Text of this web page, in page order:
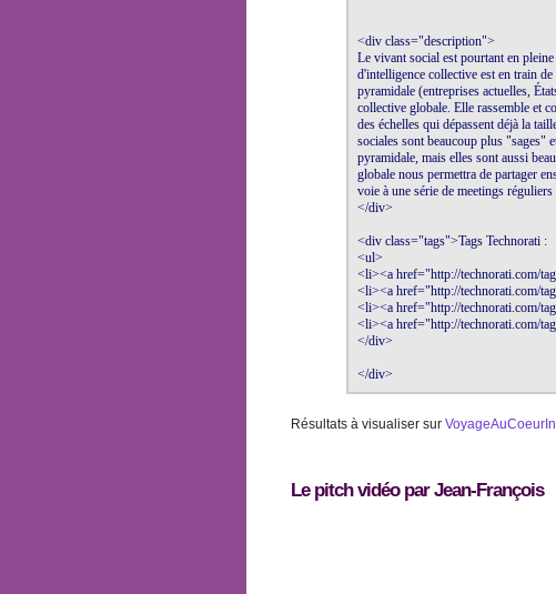
<div class="description">
Le vivant social est pourtant en
d'intelligence collective est en train
pyramidale (entreprises actuelles,
collective globale. Elle rassemble et
des échelles qui dépassent déjà la
sociales sont beaucoup plus "sages"
pyramidale, mais elles sont aussi
globale nous permettra de partager
voie à une série de meetings réguliers
</div>
<div class="tags">Tags Technorati :
<ul>
<li><a href="http://technorati.com/
<li><a href="http://technorati.com/
<li><a href="http://technorati.com/
<li><a href="http://technorati.com/
</div>
</div>
Résultats à visualiser sur
Le pitch vidéo par Jean-François